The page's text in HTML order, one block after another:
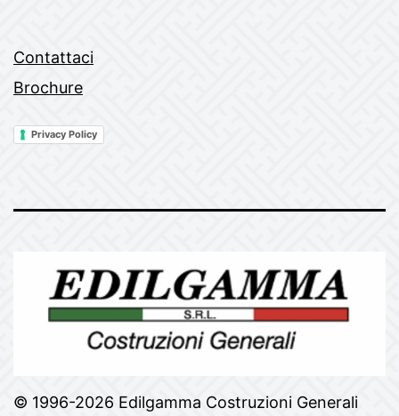
Contattaci
Brochure
Privacy Policy
© 1996-2026 Edilgamma Costruzioni Generali